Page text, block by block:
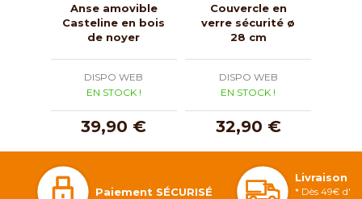
Anse amovible
Casteline en bois
de noyer
DISPO WEB
EN STOCK !
39,90 €
Couvercle en
verre sécurité ø
28 cm
DISPO WEB
EN STOCK !
32,90 €
Paiement SÉCURISÉ
Livraison
* Dès 49€